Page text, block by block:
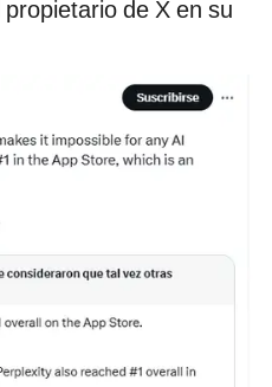
de X en su